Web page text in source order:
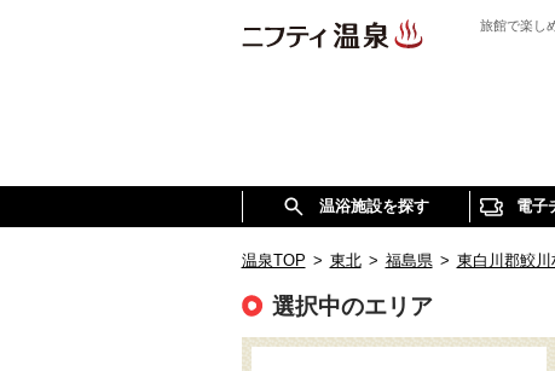
旅館で楽し
温浴施設を探す 電子
温泉TOP > 東北 > 福島県 > 東白川郡鮫川
選択中のエリア